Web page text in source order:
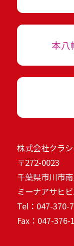
本八
株式会社クラ
〒272-0023
千葉県市川市
ミーナアサヒ
Tel：047-370-
Fax：047-376-